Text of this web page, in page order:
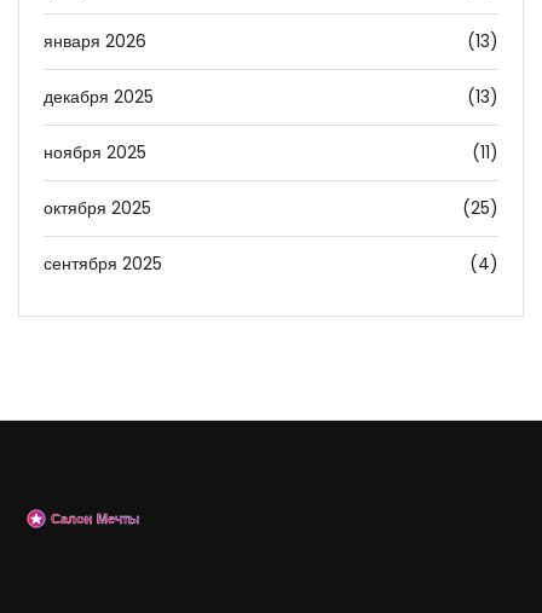
января 2026 (13)
декабря 2025 (13)
ноября 2025 (11)
октября 2025 (25)
сентября 2025 (4)